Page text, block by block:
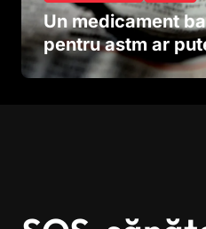
Un medicament
pentru astm ar
în lupta împotriva